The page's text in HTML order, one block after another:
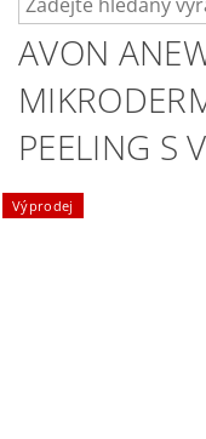
AVON
PEELING S
Výprodej